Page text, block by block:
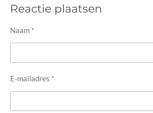
e
n
l
e
n
Reactie plaatsen
Naam *
E-mailadres *